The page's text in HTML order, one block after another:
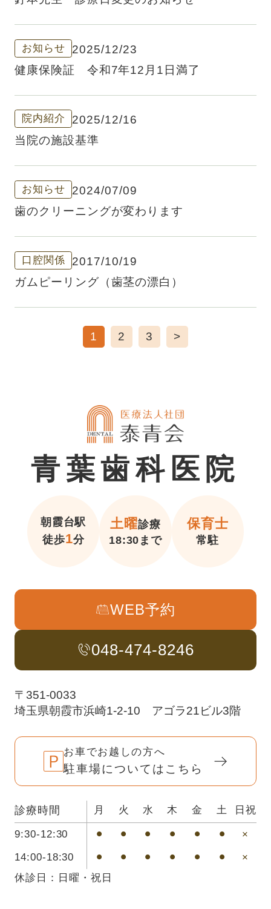
お知らせ
2025/12/23
健康保険証 令和7年12月1日満了
院内紹介
2025/12/16
当院の施設基準
お知らせ
2024/07/09
歯のクリーニングが変わります
口腔関係
2017/10/19
ガムピーリング（歯茎の漂白）
1 2 3 >
青葉歯科医院
朝霞台駅
徒歩1分
土曜診療
18:30まで
保育士
常駐
WEB予約
048-474-8246
〒351-0033
埼玉県朝霞市浜崎1-2-10 アゴラ21ビル3階
お車でお越しの方へ
駐車場についてはこちら
診療時間 月 火 水 木 金 土 日祝
9:30-12:30 ⚫︎ ⚫︎ ⚫︎ ⚫︎ ⚫︎ ⚫︎
×
14:00-18:30
⚫︎ ⚫︎ ⚫︎ ⚫︎ ⚫︎ ⚫︎
×
休診日：日曜・祝日